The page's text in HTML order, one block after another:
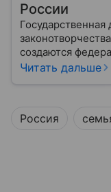
России
создаются
жизни каждого
Читать дальше
Россия